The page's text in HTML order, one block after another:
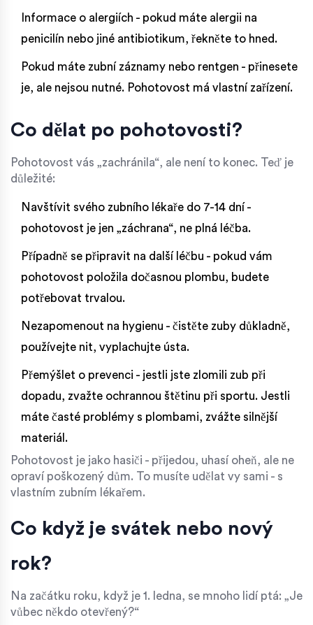
Informace o alergiích - pokud máte alergii na
penicilín nebo jiné antibiotikum, řekněte to hned.
Pokud máte zubní záznamy nebo rentgen - přinesete
je, ale nejsou nutné. Pohotovost má vlastní zařízení.
Co dělat po pohotovosti?
Pohotovost vás „zachránila“, ale není to konec. Teď je
důležité:
Navštívit svého zubního lékaře do 7-14 dní -
pohotovost je jen „záchrana“, ne plná léčba.
Případně se připravit na další léčbu - pokud vám
pohotovost položila dočasnou plombu, budete
potřebovat trvalou.
Nezapomenout na hygienu - čistěte zuby důkladně,
používejte nit, vyplachujte ústa.
Přemýšlet o prevenci - jestli jste zlomili zub při
dopadu, zvažte ochrannou štětinu při sportu. Jestli
máte časté problémy s plombami, zvážte silnější
materiál.
Pohotovost je jako hasiči - přijedou, uhasí oheň, ale ne
opraví poškozený dům. To musíte udělat vy sami - s
vlastním zubním lékařem.
Co když je svátek nebo nový
rok?
Na začátku roku, když je 1. ledna, se mnoho lidí ptá: „Je
vůbec někdo otevřený?“